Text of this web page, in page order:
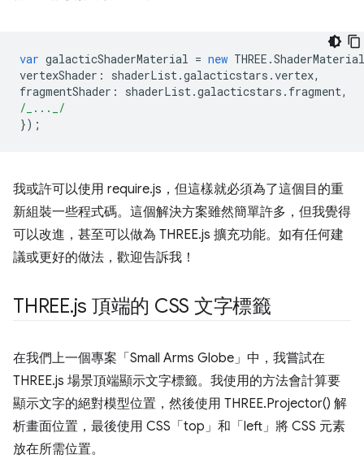
var galacticShaderMaterial = new THREE .ShaderMaterial
vertexShader : shaderList.galacticstars .vertex,
fragmentShader : shaderList.galacticstars . fragment,
/_..._/
});
我或許可以使用 require.js，但這樣就必須為了這個目的重
新組裝一些程式碼。這個解決方案雖然簡單許多，但我覺得
可以改進，甚至可以做為 THREE.js 擴充功能。如有任何建
議或更好的做法，歡迎告訴我！
THREE.js 頂端的 CSS 文字標籤
在我們上一個專案「Small Arms Globe」中，我嘗試在
THREE.js 場景頂端顯示文字標籤。我使用的方法會計算要
顯示文字的絕對模型位置，然後使用 THREE.Projector() 解
析畫面位置，最後使用 CSS「top」和「left」將 CSS 元素
放在所需位置。